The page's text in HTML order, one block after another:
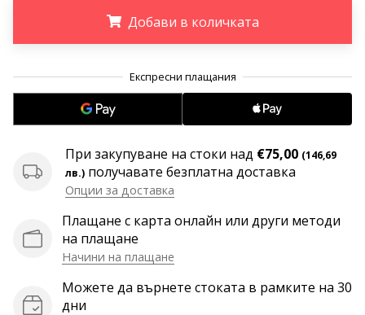
Facebook
дискусионен
форум?
Накарайте
ги
да
генерират
приходи.
…
Добави в количката
При закупуване на стоки над €75,00 (146,69
лв.) получавате безплатна доставка
Опции за доставка
Плащане с карта онлайн или други методи
на плащане
Начини на плащане
Можете да върнете стоката в рамките на 30
дни